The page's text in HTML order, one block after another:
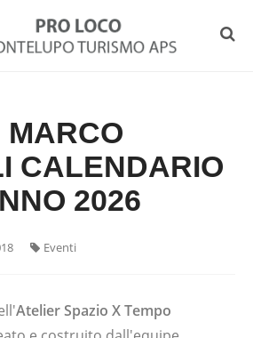
MARCO
CALENDARIO
2026
Eventi
Atelier Spazio X Tempo